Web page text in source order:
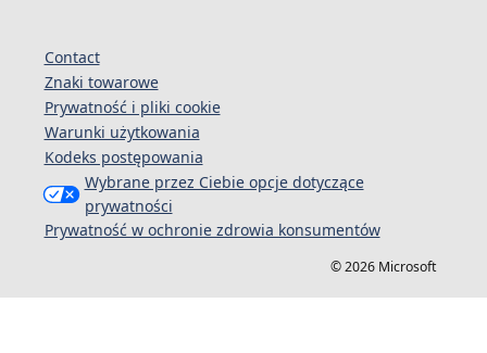
Contact
Znaki towarowe
Prywatność i pliki cookie
Warunki użytkowania
Kodeks postępowania
Wybrane przez Ciebie opcje dotyczące
prywatności
Prywatność w ochronie zdrowia konsumentów
© 2026 Microsoft